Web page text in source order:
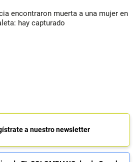
encontraron muerta a una mujer en
hay capturado
a nuestro newsletter